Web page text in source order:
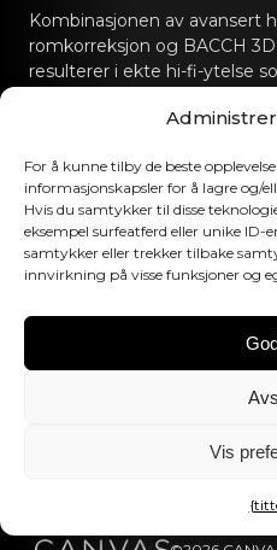
For å kunne tilby de beste
informasjonskapsler for å lagre og/
Hvis du samtykker til disse
eksempel surfeatferd eller unike ID-
samtykker eller trekker tilbake
innvirkning på visse funksjoner og
Vis
Kombinasjonen av avansert
romkorreksjon og BACCH
resulterer i ekte hi-fi-ytelse
hello@canvashifi.com
CANVAS
Flade
MVA-nummer: